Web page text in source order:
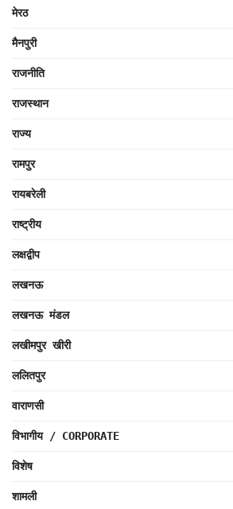
मेरठ
मैनपुरी
राजनीति
राजस्थान
राज्य
रामपुर
रायबरेली
राष्ट्रीय
लक्षद्वीप
लखनऊ
लखनऊ मंडल
लखीमपुर खीरी
ललितपुर
वाराणसी
विभागीय / CORPORATE
विशेष
शामली